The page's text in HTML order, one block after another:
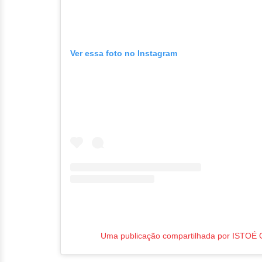
Ver essa foto no Instagram
Uma publicação compartilhada por ISTOÉ